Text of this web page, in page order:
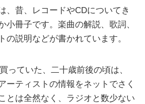
、昔、レコードやCDについてき
小冊子です。楽曲の解説、歌詞、
の説明などが書かれています。
っていた、二十歳前後の頃は、
ーティストの情報をネットでさく
とは全然なく、ラジオと数少ない